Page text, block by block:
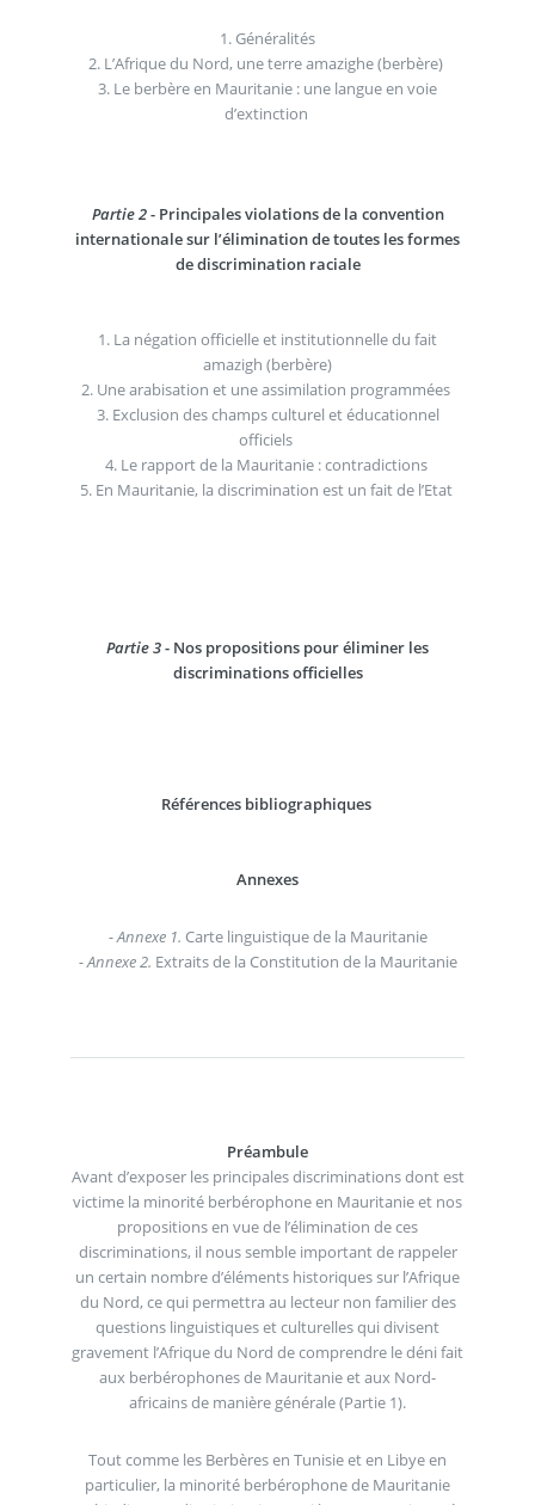
1. Généralités
2. L’Afrique du Nord, une terre amazighe (berbère)
3. Le berbère en Mauritanie : une langue en voie
d’extinction
Partie 2- Principales violations de la convention
internationale sur l’élimination de toutes les formes
de discrimination raciale
1. La négation officielle et institutionnelle du fait
amazigh (berbère)
2. Une arabisation et une assimilation programmées
3. Exclusion des champs culturel et éducationnel
officiels
4. Le rapport de la Mauritanie : contradictions
5. En Mauritanie, la discrimination est un fait de l’Etat
Partie 3- Nos propositions pour éliminer les
discriminations officielles
Références bibliographiques
Annexes
- Annexe 1. Carte linguistique de la Mauritanie
- Annexe 2. Extraits de la Constitution de la Mauritanie
Préambule
Avant d’exposer les principales discriminations dont est
victime la minorité berbérophone en Mauritanie et nos
propositions en vue de l’élimination de ces
discriminations, il nous semble important de rappeler
un certain nombre d’éléments historiques sur l’Afrique
du Nord, ce qui permettra au lecteur non familier des
questions linguistiques et culturelles qui divisent
gravement l’Afrique du Nord de comprendre le déni fait
aux berbérophones de Mauritanie et aux Nord-
africains de manière générale (Partie 1).
Tout comme les Berbères en Tunisie et en Libye en
particulier, la minorité berbérophone de Mauritanie